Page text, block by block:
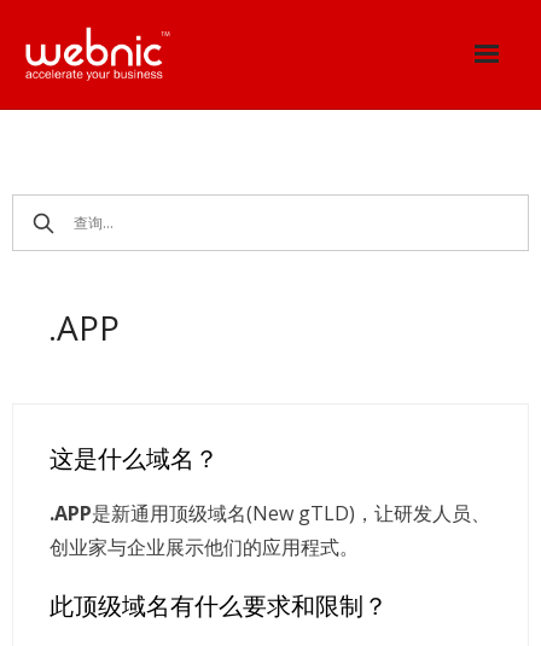
content
.APP
这是什么域名？
.APP是新通用顶级域名(New gTLD)，让研发人员、
创业家与企业展示他们的应用程式。
此顶级域名有什么要求和限制？